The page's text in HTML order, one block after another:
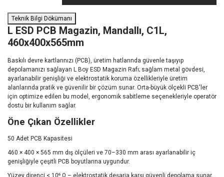
Teknik Bilgi Dökümanı
L ESD PCB Magazin, Mandallı, C1L,
460x400x565mm
Baskılı devre kartlarınızı (PCB), üretim hatlarında güvenle taşıyıp
depolamanızı sağlayan L Boy ESD Magazin Rafı; sağlam metal gövdesi,
ayarlanabilir genişliği ve elektrostatik koruma özellikleriyle üretim
alanlarında pratik ve güvenilir bir çözüm sunar. Orta-büyük ölçekli PCB'ler
için optimize edilen bu model, ergonomik sabitleme seçenekleriyle operatör
dostu bir kullanım sağlar.
Öne Çıkan Özellikler
50 Adet PCB Kapasitesi
460 × 400 × 565 mm dış ölçüleri ve 70–330 mm arası ayarlanabilir iç
genişliğiyle çeşitli PCB boyutlarına uygundur.
Yüzey direnci < 10⁶ Ω – elektrostatik deşarja karşı güvenli depolama sunar.